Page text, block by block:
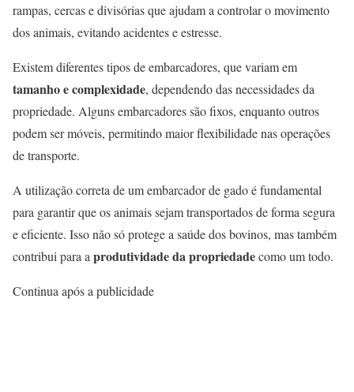
rampas, cercas e divisórias que ajudam a controlar o movimento
dos animais, evitando acidentes e estresse.
Existem diferentes tipos de embarcadores, que variam em
tamanho e complexidade, dependendo das necessidades da
propriedade. Alguns embarcadores são fixos, enquanto outros
podem ser móveis, permitindo maior flexibilidade nas operações
de transporte.
A utilização correta de um embarcador de gado é fundamental
para garantir que os animais sejam transportados de forma segura
e eficiente. Isso não só protege a saúde dos bovinos, mas também
contribui para a produtividade da propriedadecomo um todo.
Continua após a publicidade